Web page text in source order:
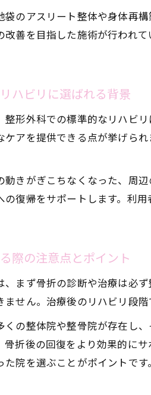
早期
整体
袋のアスリート整体や身体再
改善を目指した施術が行われ
ハビリに選ばれる背景
整形外科での標準的なリハビ
アを提供できる点が挙げら
動きがぎこちなくなった、周
復帰をサポートします。利
際の注意点とポイント
、まず骨折の診断や治療は必
せん。治療後のリハビリ段
くの整体院や整骨院が存在し
骨折後の回復をより効果的に
院を選ぶことがポイントです。